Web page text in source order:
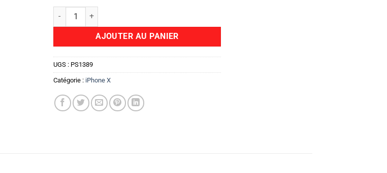
quantité de Haut Parleur
AJOUTER AU PANIER
UGS : PS1389
Catégorie : iPhone X